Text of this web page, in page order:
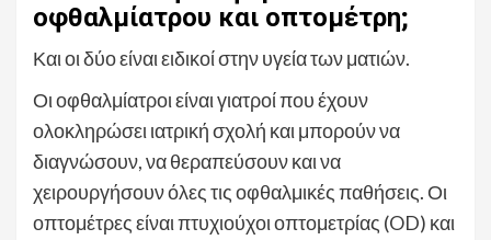
οφθαλμίατρου και οπτομέτρη;
Και οι δύο είναι ειδικοί στην υγεία των ματιών.
Οι οφθαλμίατροι είναι γιατροί που έχουν
ολοκληρώσει ιατρική σχολή και μπορούν να
διαγνώσουν, να θεραπεύσουν και να
χειρουργήσουν όλες τις οφθαλμικές παθήσεις. Οι
οπτομέτρες είναι πτυχιούχοι οπτομετρίας (OD) και